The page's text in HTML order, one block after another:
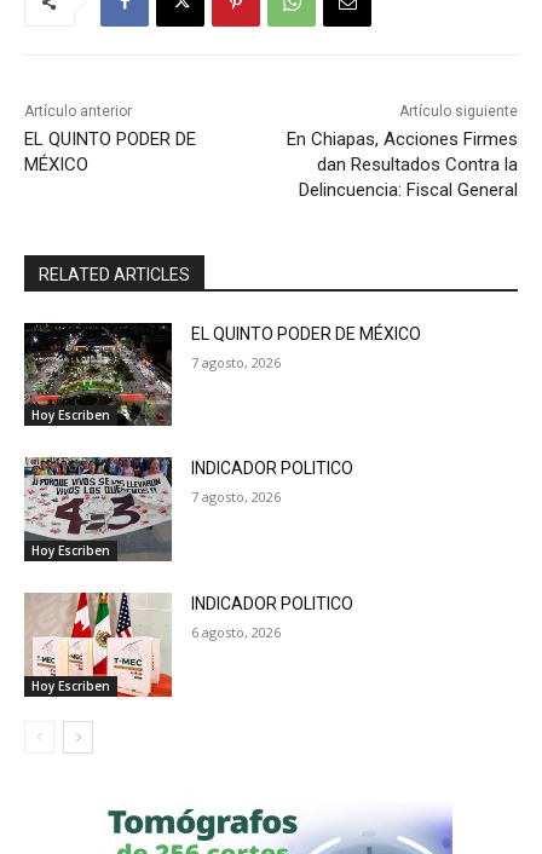
Artículo anterior
EL QUINTO PODER DE
MÉXICO
Artículo siguiente
En Chiapas, Acciones Firmes
dan Resultados Contra la
Delincuencia: Fiscal General
RELATED ARTICLES
Hoy Escriben
EL QUINTO PODER DE MÉXICO
7 agosto, 2026
Hoy Escriben
INDICADOR POLITICO
7 agosto, 2026
Hoy Escriben
INDICADOR POLITICO
6 agosto, 2026